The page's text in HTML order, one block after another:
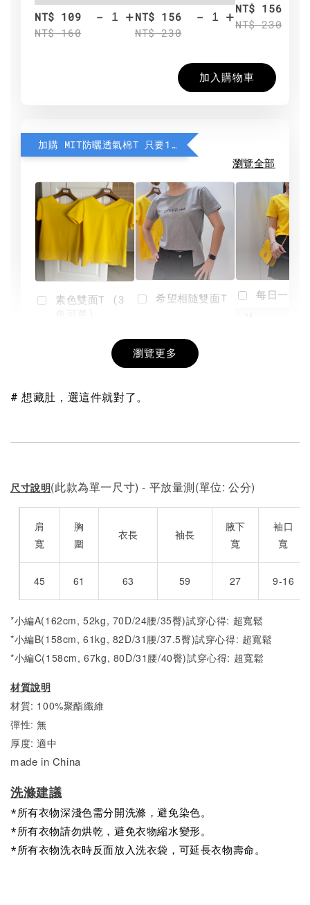
NT$ 109
NT$ 160
- +NT$ 156
NT$ 230
- +NT$ 156
NT$ 230
加入購物車
加購 MIT防曬透氣棉T 只要190元
瀏覽全部
素色雙面T (3
+
希望相隨雙面T
NT$ 190
-
每日一笑
瀏覽更多
# 想藏肚，選這件就對了。
尺寸說明(此款為單一尺寸) - 平放量測(單位: 公分)
肩
寬
胸
圍
衣長 袖長
腋下
寬
袖口
寬
45 61 63 59 27 9-16
*小編A(162cm, 52kg, 70D/24腰/35臀)試穿心得: 超寬鬆
*小編B(158cm, 61kg, 82D/31腰/37.5臀)試穿心得: 超寬鬆
*小編C(158cm, 67kg, 80D/31腰/40臀)試穿心得: 超寬鬆
材質說明
材質: 100%聚酯纖維
彈性: 無
厚度: 適中
made in China
洗滌建議
*所有衣物深淺色需分開洗滌，避免染色。
*所有衣物請勿烘乾，避免衣物縮水變形。
*所有衣物洗衣時反面放入洗衣袋，可延長衣物壽命。